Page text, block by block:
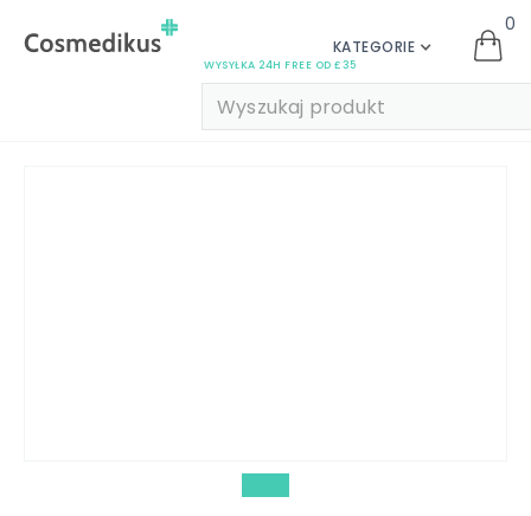
WYSYŁKA 24H FREE OD £35
KATEGORIE
0